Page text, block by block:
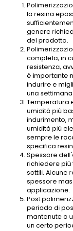
la resina
genere
del prodotto.
completa, in
resistenza,
è importante
indurire e
una settimana.
Temperatura
umidità più
indurimento,
umidità più
sempre le
specifica
Spessore
richiedere più
sottili. Alcune
spessore
applicazione.
Post
periodo di
mantenute a
un certo